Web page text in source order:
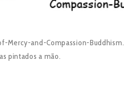
Mercy-and-Compassion-Buddhism.
pintados a mão.